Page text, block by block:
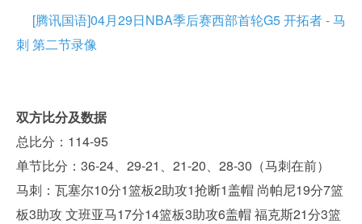
[腾讯国语]04月29日NBA季后赛西部首轮G5 开拓者 - 马
刺 第二节录像
双方比分及数据
总比分：114-95
单节比分：36-24、29-21、21-20、28-30（马刺在前）
马刺：瓦塞尔10分1篮板2助攻1抢断1盖帽 尚帕尼19分7篮
板3助攻 文班亚马17分14篮板3助攻6盖帽 福克斯21分3篮